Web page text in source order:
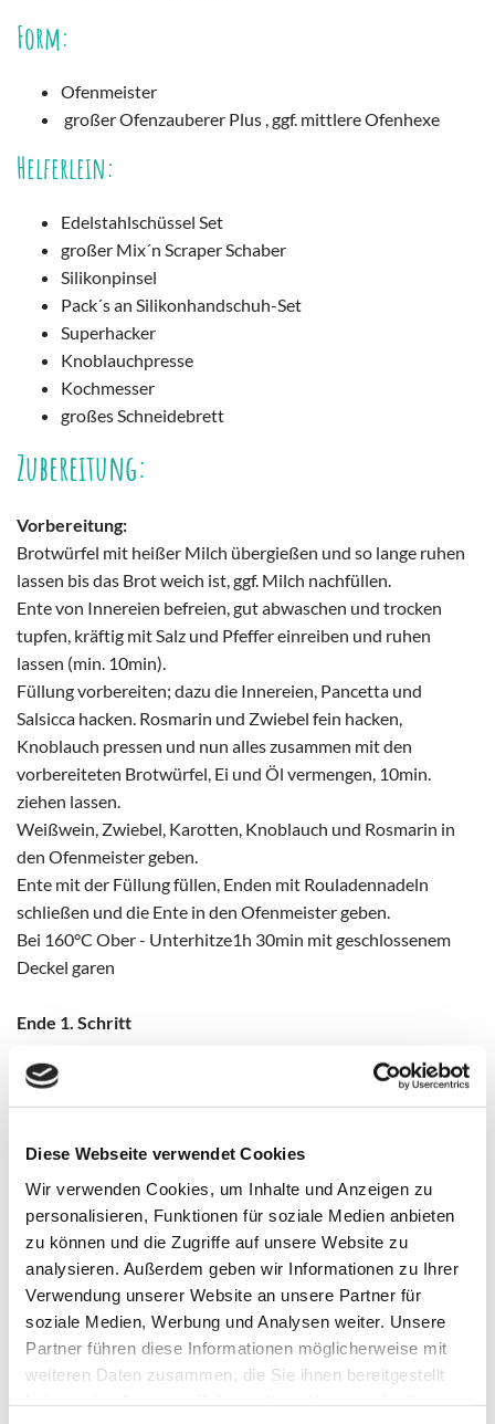
Diese Webseite verwendet Cookies
Wir verwenden Cookies, um Inhalte und Anzeigen zu
personalisieren, Funktionen für soziale Medien anbieten
zu können und die Zugriffe auf unsere Website zu
analysieren. Außerdem geben wir Informationen zu Ihrer
Verwendung unserer Website an unsere Partner für
soziale Medien, Werbung und Analysen weiter. Unsere
Partner führen diese Informationen möglicherweise mit
weiteren Daten zusammen, die Sie ihnen bereitgestellt
Form:
Ofenmeister
großer Ofenzauberer Plus , ggf. mittlere Ofenhexe
Helferlein:
Edelstahlschüssel Set
großer Mix´n Scraper Schaber
Silikonpinsel
Pack´s an Silikonhandschuh-Set
Superhacker
Knoblauchpresse
Kochmesser
großes Schneidebrett
Zubereitung:
Vorbereitung:
Brotwürfel mit heißer Milch übergießen und so lange ruhen
lassen bis das Brot weich ist, ggf. Milch nachfüllen.
Ente von Innereien befreien, gut abwaschen und trocken
tupfen, kräftig mit Salz und Pfeffer einreiben und ruhen
lassen (min. 10min).
Füllung vorbereiten; dazu die Innereien, Pancetta und
Salsicca hacken. Rosmarin und Zwiebel fein hacken,
Knoblauch pressen und nun alles zusammen mit den
vorbereiteten Brotwürfel, Ei und Öl vermengen, 10min.
ziehen lassen.
Weißwein, Zwiebel, Karotten, Knoblauch und Rosmarin in
den Ofenmeister geben.
Ente mit der Füllung füllen, Enden mit Rouladennadeln
schließen und die Ente in den Ofenmeister geben.
Bei 160°C Ober - Unterhitze1h 30min mit geschlossenem
Deckel garen
Ende 1. Schritt
Tipp:Diese ganze Arbeit bis hier her kann auch einen Tag
vorher zubereitet werden!
2. Schritt:
Ente aus dem Ofen nehmen und halbe Stunde ruhen lassen
(oder einen ganzen Tag).
Nun die Ente halbieren, und mit der Schnittfläche nach unten
auf den großen Ofenzauberer Plus geben, nochmal mit dem
entstandenen Fond bepinseln, salzen und im Ofen ca. 10 -
15min auf Grillfunktion stellen bis sie braun ist. (Wem das
mit der Füllung nun zu umständlich ist, kann diese auf die
mittlere Ofenhexe geben und eine Schiene weiter unten
hinstellen und mit garen)